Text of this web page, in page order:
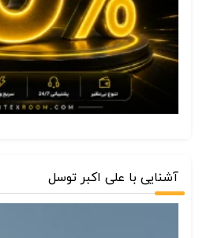
آشنایی با علی اکبر توسل